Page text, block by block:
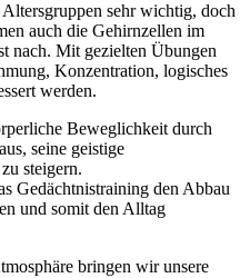
sehr wichtig, doch
auch die Gehirnzellen im
nach. Mit gezielten Übungen
Konzentration, logisches
werden.
Beweglichkeit durch
seine geistige
steigern.
Gedächtnistraining den Abbau
und somit den Alltag
bringen wir unsere